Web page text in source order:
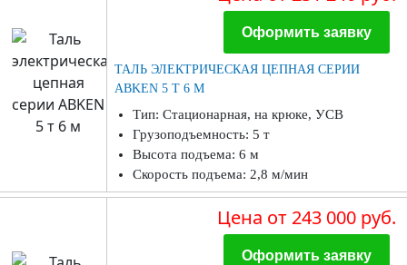
Оформить заявку
ТАЛЬ ЭЛЕКТРИЧЕСКАЯ ЦЕПНАЯ СЕРИИ
ABKEN 5 Т 6 М
Тип: Стационарная, на крюке, УСВ
Грузоподъемность: 5 т
Высота подъема: 6 м
Скорость подъема: 2,8 м/мин
Цена от 243 000 руб.
Оформить заявку